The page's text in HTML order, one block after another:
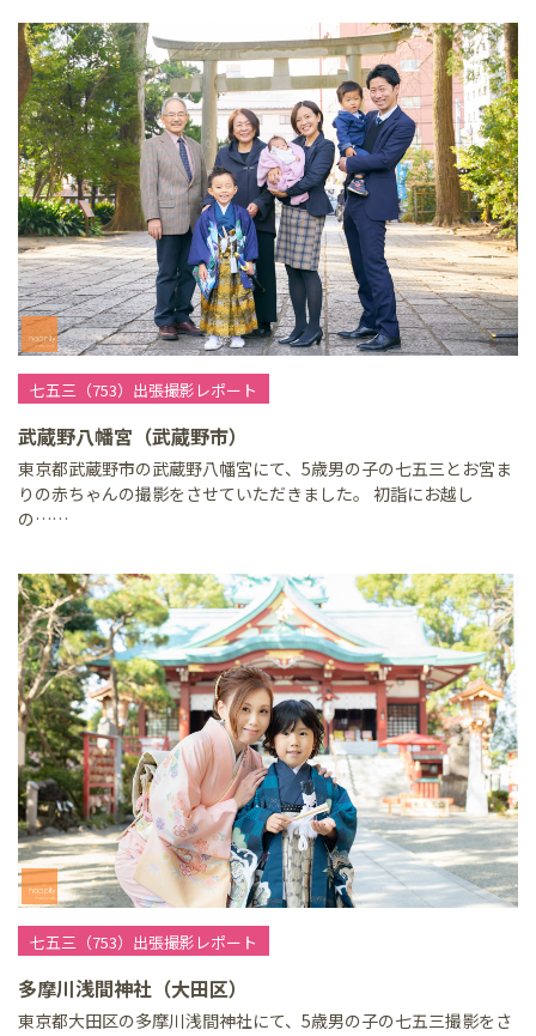
七五三（753）出張撮影レポート
武蔵野八幡宮（武蔵野市）
東京都武蔵野市の武蔵野八幡宮にて、5歳男の子の七五三とお宮ま
りの赤ちゃんの撮影をさせていただきました。 初詣にお越し
の……
七五三（753）出張撮影レポート
多摩川浅間神社（大田区）
東京都大田区の多摩川浅間神社にて、5歳男の子の七五三撮影をさ